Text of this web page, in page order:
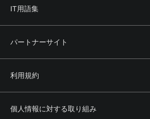
IT用語集
パートナーサイト
利用規約
個人情報に対する取り組み